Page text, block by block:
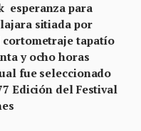
esperanza para
sitiada por
cortometraje tapatío
y ocho horas
fue seleccionado
Edición del Festival